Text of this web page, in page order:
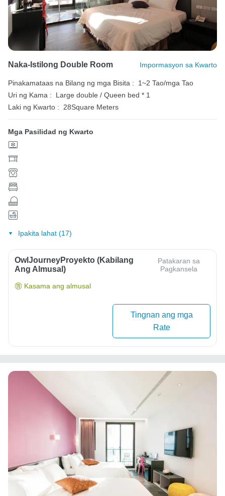
Naka-Istilong Double Room Impormasyon sa Kwarto
Pinakamataas na Bilang ng mga Bisita :
1~2 Tao/mga Tao
Uri ng Kama :
Large double / Queen bed * 1
Laki ng Kwarto :
28Square Meters
Mga Pasilidad ng Kwarto
Ipakita lahat (17)
OwlJourneyProyekto (Kabilang
Ang Almusal)
Patakaran sa
Pagkansela
Kasama ang almusal
Tingnan ang mga
Rate